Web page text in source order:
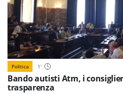
Politica 1'
Bando autisti Atm, i
trasparenza